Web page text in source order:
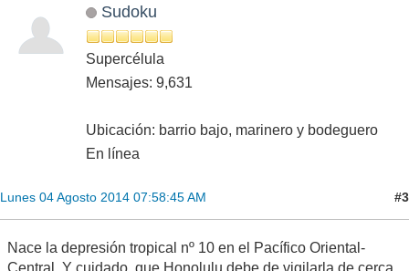
Sudoku
Supercélula
Mensajes: 9,631
Ubicación: barrio bajo, marinero y bodeguero
En línea
Lunes 04 Agosto 2014 07:58:45 AM #3
Nace la depresión tropical nº 10 en el Pacífico Oriental-